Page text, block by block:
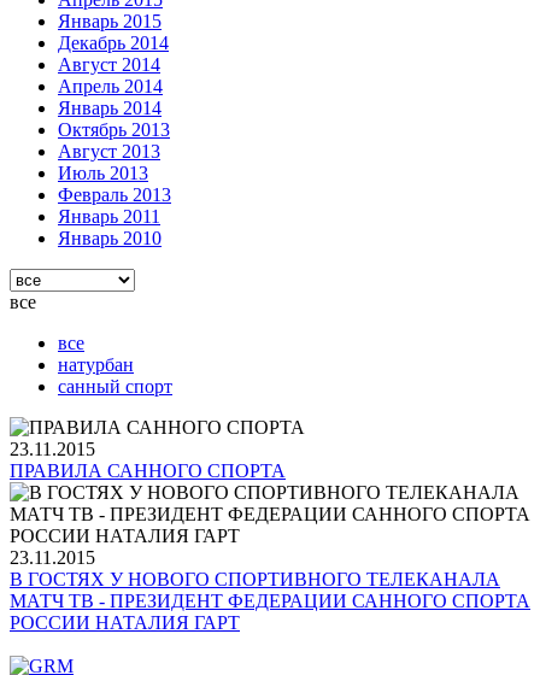
Январь 2015
Декабрь 2014
Август 2014
Апрель 2014
Январь 2014
Октябрь 2013
Август 2013
Июль 2013
Февраль 2013
Январь 2011
Январь 2010
все
все
натурбан
санный спорт
23.11.2015
ПРАВИЛА САННОГО СПОРТА
23.11.2015
В ГОСТЯХ У НОВОГО СПОРТИВНОГО ТЕЛЕКАНАЛА
МАТЧ ТВ - ПРЕЗИДЕНТ ФЕДЕРАЦИИ САННОГО СПОРТА
РОССИИ НАТАЛИЯ ГАРТ